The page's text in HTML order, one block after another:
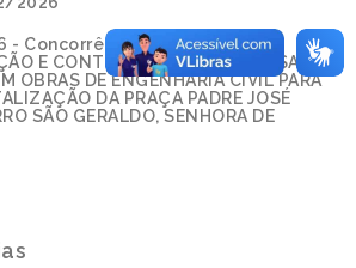
- Concorrência Eletrônica n.º
E CONTRATAÇÃO DE EMPRESA
OBRAS DE ENGENHARIA CIVIL PARA
DA PRAÇA PADRE JOSÉ
SÃO GERALDO, SENHORA DE